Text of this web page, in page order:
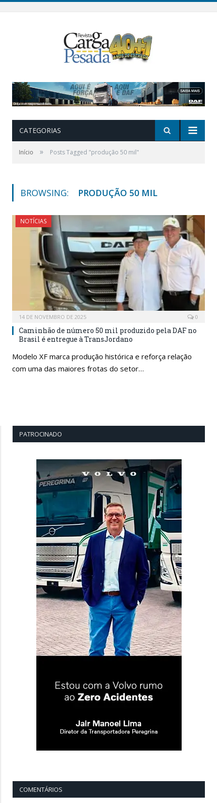
CATEGORIAS
Início » Posts Tagged "produção 50 mil"
BROWSING: PRODUÇÃO 50 MIL
NOTÍCIAS
14 DE NOVEMBRO DE 2025 0
Caminhão de número 50 mil produzido pela DAF no
Brasil é entregue à TransJordano
Modelo XF marca produção histórica e reforça relação
com uma das maiores frotas do setor…
PATROCINADO
COMENTÁRIOS